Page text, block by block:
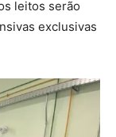
leitos serão
exclusivas